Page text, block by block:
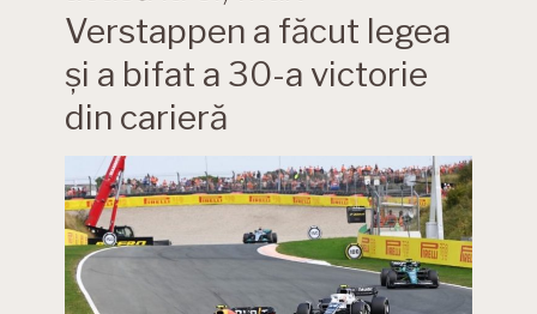
Verstappen a făcut legea
și a bifat a 30-a victorie
din carieră